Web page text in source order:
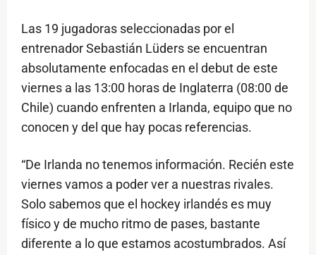
Las 19 jugadoras seleccionadas por el
entrenador Sebastián Lüders se encuentran
absolutamente enfocadas en el debut de este
viernes a las 13:00 horas de Inglaterra (08:00 de
Chile) cuando enfrenten a Irlanda, equipo que no
conocen y del que hay pocas referencias.
“De Irlanda no tenemos información. Recién este
viernes vamos a poder ver a nuestras rivales.
Solo sabemos que el hockey irlandés es muy
físico y de mucho ritmo de pases, bastante
diferente a lo que estamos acostumbrados. Así